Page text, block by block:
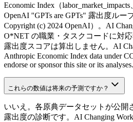
Economic Index（
OpenAI "GPTs are GPTs" 露出度ルー
Copyright (c) 2024 OpenAI）。AI
O*NET の職業・タスクコードに対
露出度スコアは算出しません。AI
Anthropic Economic Index data under
endorse or sponsor this site or its analyses.
これらの数値は将来の予測ですか？
いいえ。各原典データセットが公開
露出度の診断です。AI Changing